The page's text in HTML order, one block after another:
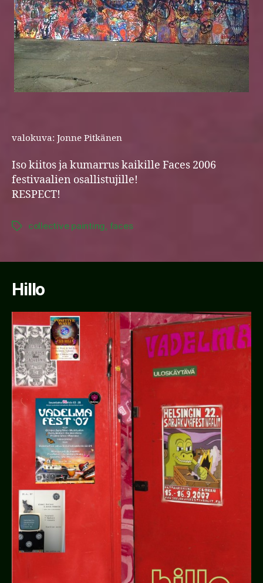
valokuva: Jonne Pitkänen
Iso kiitos ja kumarrus kaikille Faces 2006
festivaalien osallistujille!
RESPECT!
Tagscollective painting, faces
Hillo